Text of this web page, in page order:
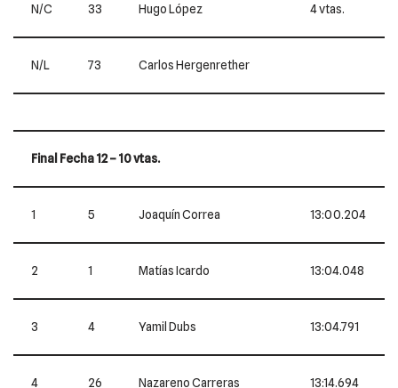
N/C 33 Hugo López 4 vtas.
N/L 73 Carlos Hergenrether
Final Fecha 12 – 10 vtas.
1 5 Joaquín Correa 13:00.204
2 1 Matías Icardo 13:04.048
3 4 Yamil Dubs 13:04.791
4 26 Nazareno Carreras 13:14.694